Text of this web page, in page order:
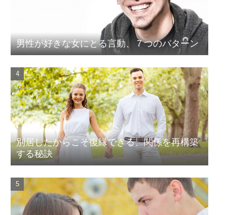
男性が好きな女にとる言動、７つのパターン
別居したからこそ復縁できる、関係を再構築
する秘訣